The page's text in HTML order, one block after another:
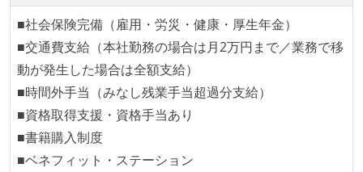
施している
ほとんどの機能に受け入れテストを記述、実施してい
る
機能の実装と同時にテストコードを記述している
想定される複数環境での品質チェックを義務づけてい
る
アジャイル実践状況
■社会保険完備（雇用・労災・健康・厚生年金）
■交通費支給（本社勤務の場合は月2万円まで／業務で移
動が発生した場合は全額支給）
■時間外手当（みなし残業手当超過分支給）
■資格取得支援・資格手当あり
■書籍購入制度
■ベネフィット・ステーション